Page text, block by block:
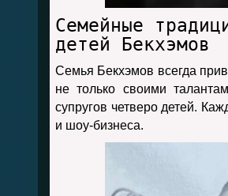
Семейные
детей Бекхэмов
Семья Бекхэмов всегда
не только своими
супругов четверо детей.
и шоу-бизнеса.